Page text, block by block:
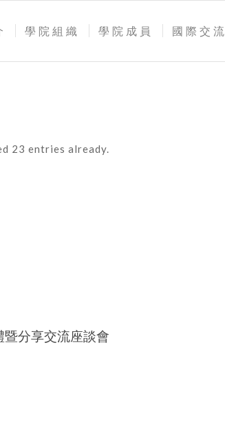
學院組織 學院成員 國際交流
23 entries already.
分享交流座談會